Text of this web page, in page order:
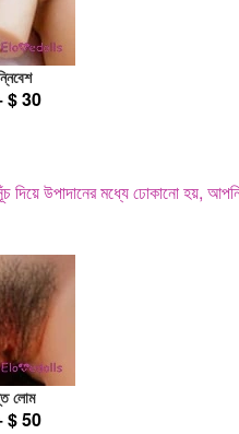
$ 30
সূঁচ দিয়ে উপাদানের মধ্যে ঢোকানো হয়,
লোম
$ 50